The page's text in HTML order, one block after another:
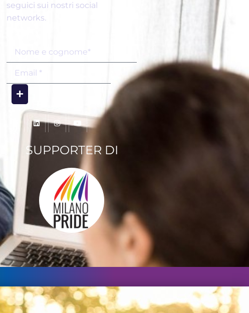
seguici sui nostri social
networks.
SUPPORTER DI